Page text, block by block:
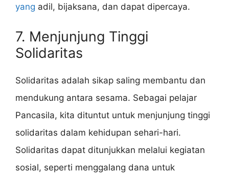
yang adil, bijaksana, dan dapat dipercaya.
7. Menjunjung Tinggi
Solidaritas
Solidaritas adalah sikap saling membantu dan
mendukung antara sesama. Sebagai pelajar
Pancasila, kita dituntut untuk menjunjung tinggi
solidaritas dalam kehidupan sehari-hari.
Solidaritas dapat ditunjukkan melalui kegiatan
sosial, seperti menggalang dana untuk